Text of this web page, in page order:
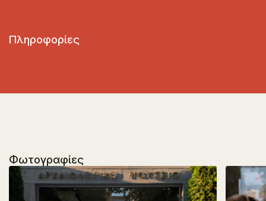
Πληροφορίες
Φωτογραφίες